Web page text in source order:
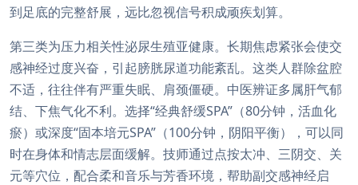
到足底的完整舒展，远比忽视信号积成顽疾划算。
第三类为压力相关性泌尿生殖亚健康。长期焦虑紧张会使交
感神经过度兴奋，引起膀胱尿道功能紊乱。这类人群除盆腔
不适，往往伴有严重失眠、肩颈僵硬。中医辨证多属肝气郁
结、下焦气化不利。选择“经典舒缓SPA”（80分钟，活血化
瘀）或深度“固本培元SPA”（100分钟，阴阳平衡），可以同
时在身体和情志层面缓解。技师通过点按太冲、三阴交、关
元等穴位，配合柔和音乐与芳香环境，帮助副交感神经启